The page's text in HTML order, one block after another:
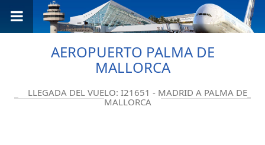
AEROPUERTO PALMA DE
MALLORCA
LLEGADA DEL VUELO: I21651 - MADRID A PALMA DE
MALLORCA